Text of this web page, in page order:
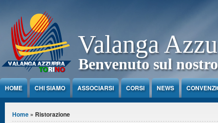
Valanga
Benvenuto sul
HOME CHI SIAMO ASSOCIARSI CORSI NEWS
Tu sei qui
Home » Ristorazione